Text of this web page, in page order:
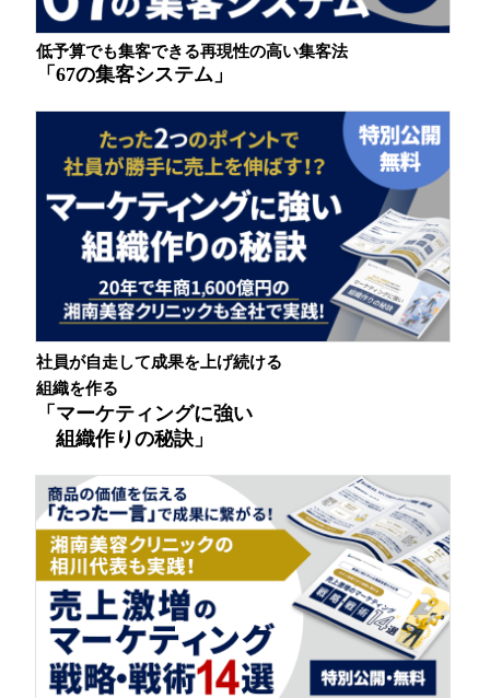
低予算でも集客できる再現性の高い集客法
「67の集客システム」
社員が自走して成果を上げ続ける
組織を作る
「マーケティングに強い
組織作りの秘訣」